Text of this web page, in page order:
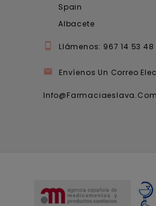
Spain
Albacete
 Llámenos: 967 14 53 48
 Envíenos Un Correo
Info@farmaciaeslava.com